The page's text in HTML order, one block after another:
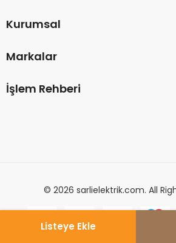
Listeye Ekle
Kurumsal
Markalar
İşlem Rehberi
© 2026 sarlielektrik.com. All